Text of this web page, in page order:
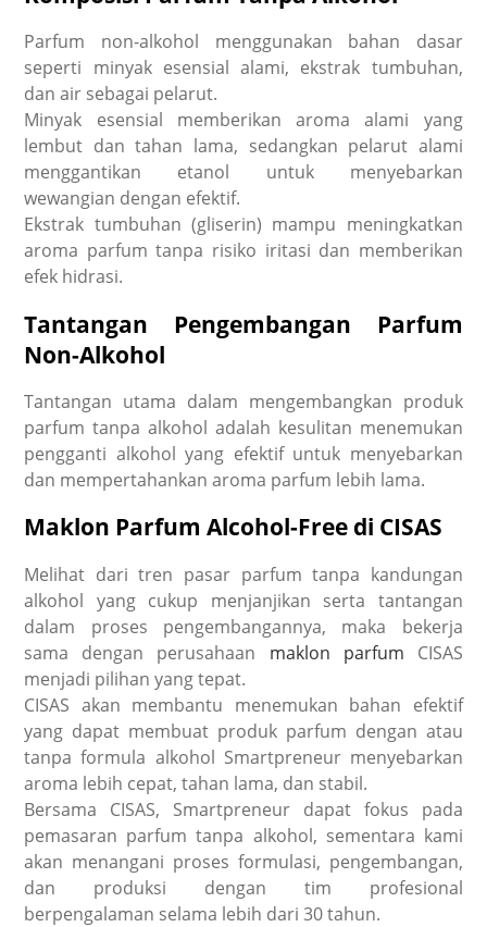
Parfum non-alkohol menggunakan bahan dasar
seperti minyak esensial alami, ekstrak tumbuhan,
dan air sebagai pelarut.
Minyak esensial memberikan aroma alami yang
lembut dan tahan lama, sedangkan pelarut alami
menggantikan etanol untuk menyebarkan
wewangian dengan efektif.
Ekstrak tumbuhan (gliserin) mampu meningkatkan
aroma parfum tanpa risiko iritasi dan memberikan
efek hidrasi.
Tantangan Pengembangan Parfum
Non-Alkohol
Tantangan utama dalam mengembangkan produk
parfum tanpa alkohol adalah kesulitan menemukan
pengganti alkohol yang efektif untuk menyebarkan
dan mempertahankan aroma parfum lebih lama.
Maklon Parfum Alcohol-Free di CISAS
Melihat dari tren pasar parfum tanpa kandungan
alkohol yang cukup menjanjikan serta tantangan
dalam proses pengembangannya, maka bekerja
sama dengan perusahaan maklon parfum CISAS
menjadi pilihan yang tepat.
CISAS akan membantu menemukan bahan efektif
yang dapat membuat produk parfum dengan atau
tanpa formula alkohol Smartpreneur menyebarkan
aroma lebih cepat, tahan lama, dan stabil.
Bersama CISAS, Smartpreneur dapat fokus pada
pemasaran parfum tanpa alkohol, sementara kami
akan menangani proses formulasi, pengembangan,
dan produksi dengan tim profesional
berpengalaman selama lebih dari 30 tahun.